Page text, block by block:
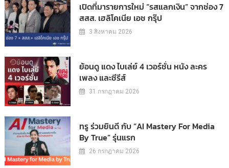
เปิดที่มารายการใหม่ “รสแลกเงิน” จากช่อง 7
สสส. เฮลิโคเนีย เอช กรุ๊ป
3 สิงหาคม 2026
ย้อนดู แดง ไบเล่ย์ 4 เวอร์ชั่น หนัง ละคร
เพลง และซีรีส์
31 กรกฎาคม 2026
ทรู ร่วมยินดี กับ “AI Mastery For Media
By True” รุ่นแรก
26 กรกฎาคม 2026